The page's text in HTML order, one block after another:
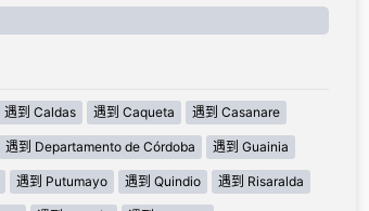
遇到 Caldas 遇到 Caqueta 遇到 Casanare
遇到 Departamento de Córdoba 遇到 Guainia
遇到 Putumayo 遇到 Quindio 遇到 Risaralda